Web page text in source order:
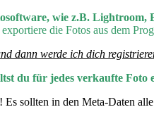
wie z.B.
die Fotos aus dem
dann werde ich dich
du für jedes verkaufte Foto
Es sollten in den Meta-Daten